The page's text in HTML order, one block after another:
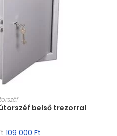
belső trezorral
109 000 Ft